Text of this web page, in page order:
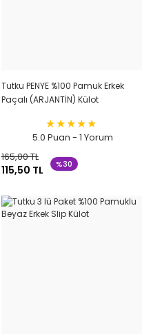
Tutku PENYE %100 Pamuk Erkek
Paçalı (ARJANTİN) Külot
5.0 Puan - 1 Yorum
165,00 TL
115,50 TL %30